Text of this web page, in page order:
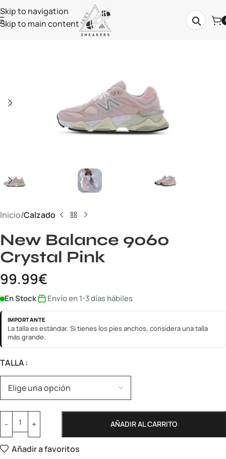
Skip to navigation
Skip to main content
Inicio Calzado
New Balance 9060
Crystal Pink
99.99€
En Stock Envío en 1-3 días hábiles
IMPORTANTE
La talla es estándar. Si tienes los pies anchos, considera una talla
más grande.
TALLA
AÑADIR AL CARRITO
Añadir a favoritos